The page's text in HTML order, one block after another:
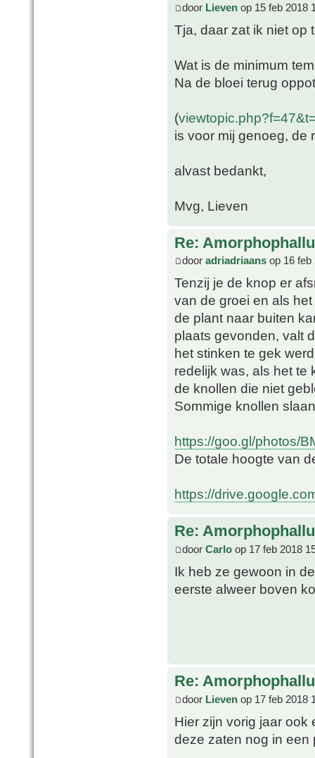
door Lieven op 15 feb 2018
Tja, daar zat ik niet op
Wat is de minimum
Na de bloei terug
(
is voor mij genoeg, de
alvast bedankt,
Mvg, Lieven
Re:
door adriadriaans op 16 feb
Tenzij je de knop er
van de groei en als
de plant naar buiten
plaats gevonden, valt
het stinken te gek
redelijk was, als het te
de knollen die niet
Sommige knollen
https://goo.gl/photos/
De totale hoogte van
https://
Re:
door Carlo op 17 feb 2018
Ik heb ze gewoon in
eerste alweer boven
Re:
door Lieven op 17 feb 2018
Hier zijn vorig jaar
deze zaten nog in een